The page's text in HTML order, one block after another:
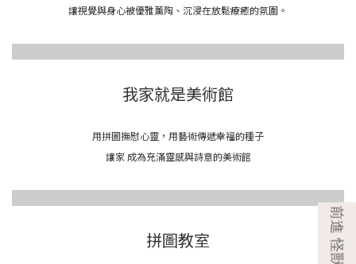
讓視覺與身心被優雅薰陶、沉浸在放鬆療癒的氛圍。
我家就是美術館
用拼圖撫慰心靈，用藝術傳遞幸福的種子
讓家 成為充滿靈感與詩意的美術館
拼圖教室